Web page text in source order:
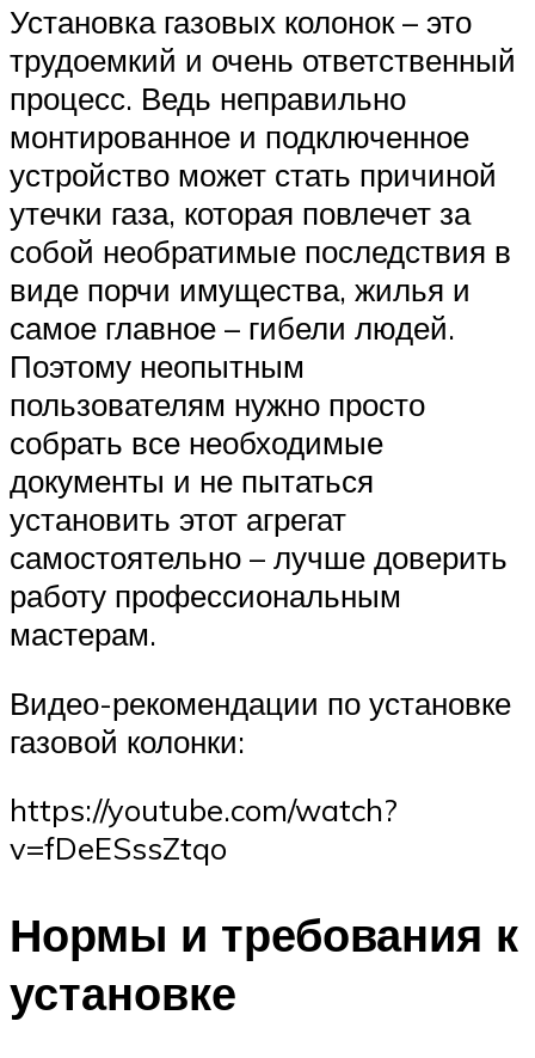
Установка газовых колонок – это
трудоемкий и очень ответственный
процесс. Ведь неправильно
монтированное и подключенное
устройство может стать причиной
утечки газа, которая повлечет за
собой необратимые последствия в
виде порчи имущества, жилья и
самое главное – гибели людей.
Поэтому неопытным
пользователям нужно просто
собрать все необходимые
документы и не пытаться
установить этот агрегат
самостоятельно – лучше доверить
работу профессиональным
мастерам.
Видео-рекомендации по установке
газовой колонки:
https://youtube.com/watch?
v=fDeESssZtqo
Нормы и требования к
установке